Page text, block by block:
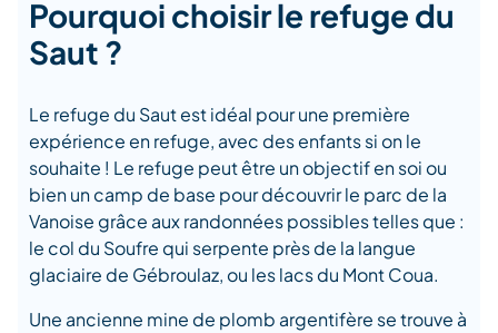
Pourquoi choisir le refuge du
Saut ?
Le refuge du Saut est idéal pour une première
expérience en refuge, avec des enfants si on le
souhaite ! Le refuge peut être un objectif en soi ou
bien un camp de base pour découvrir le parc de la
Vanoise grâce aux randonnées possibles telles que :
le col du Soufre qui serpente près de la langue
glaciaire de Gébroulaz, ou les lacs du Mont Coua.
Une ancienne mine de plomb argentifère se trouve à